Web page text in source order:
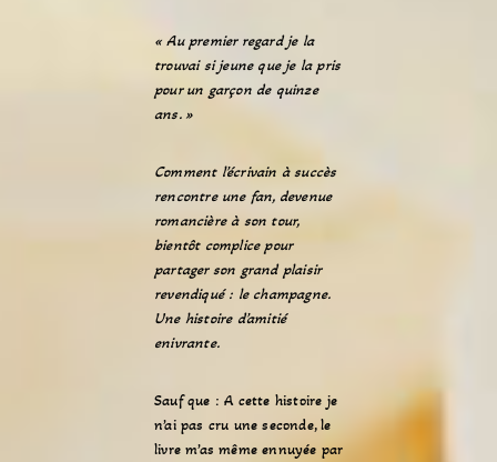
« Au premier regard je la
trouvai si jeune que je la pris
pour un garçon de quinze
ans. »
Comment l’écrivain à succès
rencontre une fan, devenue
romancière à son tour,
bientôt complice pour
partager son grand plaisir
revendiqué : le champagne.
Une histoire d’amitié
enivrante.
Sauf que : A cette histoire je
n’ai pas cru une seconde, le
livre m’as même ennuyée par